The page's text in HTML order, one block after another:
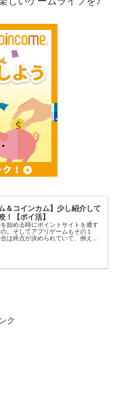
＆コインカム】少し紹介して
！【ポイ活】
始める時にポイントサイトを通す
。そしてアプリゲームもその１
は終点が決められていて、例えば
ク